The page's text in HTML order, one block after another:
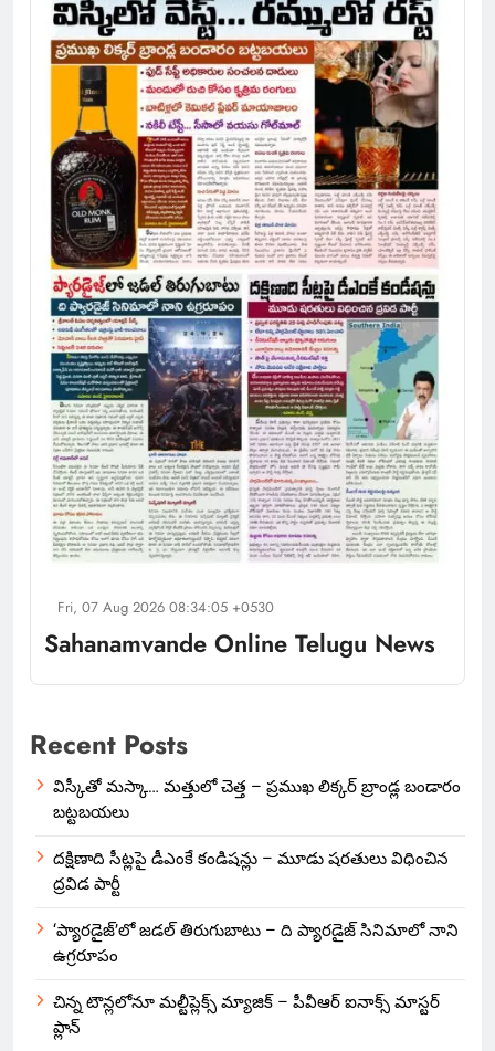
Fri, 07 Aug 2026 08:34:05 +0530
Sahanamvande Online Telugu News
Recent Posts
విస్కీతో మస్కా… మత్తులో చెత్త – ప్రముఖ లిక్కర్ బ్రాండ్ల బండారం
బట్టబయలు
దక్షిణాది సీట్లపై డీఎంకే కండిషన్లు – మూడు షరతులు విధించిన
ద్రవిడ పార్టీ
‘ప్యారడైజ్’లో జడల్ తిరుగుబాటు – ది ప్యారడైజ్ సినిమాలో నాని
ఉగ్రరూపం
చిన్న టౌన్లలోనూ మల్టీప్లెక్స్‌ మ్యాజిక్ – పీవీఆర్ ఐనాక్స్ మాస్టర్
ప్లాన్